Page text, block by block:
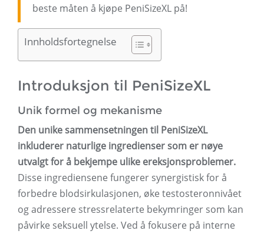
beste måten å kjøpe PeniSizeXL på!
Innholdsfortegnelse
Introduksjon til PeniSizeXL
Unik formel og mekanisme
Den unike sammensetningen til PeniSizeXL
inkluderer naturlige ingredienser som er nøye
utvalgt for å bekjempe ulike ereksjonsproblemer.
Disse ingrediensene fungerer synergistisk for å
forbedre blodsirkulasjonen, øke testosteronnivået
og adressere stressrelaterte bekymringer som kan
påvirke seksuell ytelse. Ved å fokusere på interne